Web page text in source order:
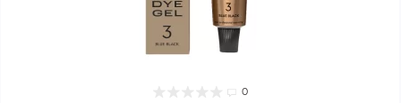
0